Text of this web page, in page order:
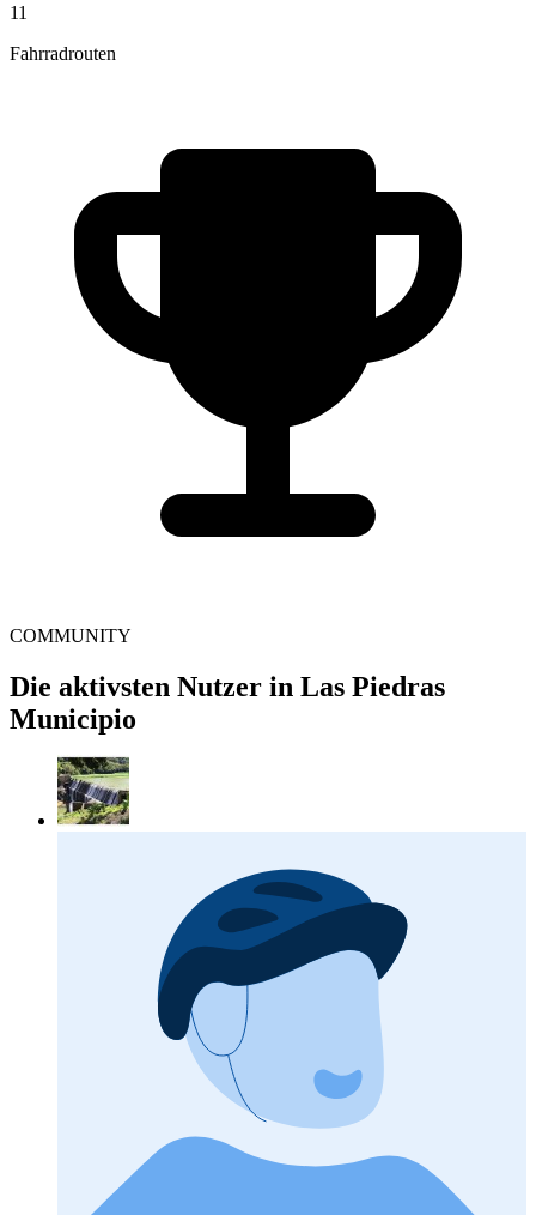
11
Fahrradrouten
COMMUNITY
Die aktivsten Nutzer in Las Piedras
Municipio